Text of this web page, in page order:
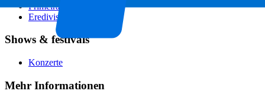
Primeira Liga
Eredivisie
Shows & festivals
Konzerte
Mehr Informationen